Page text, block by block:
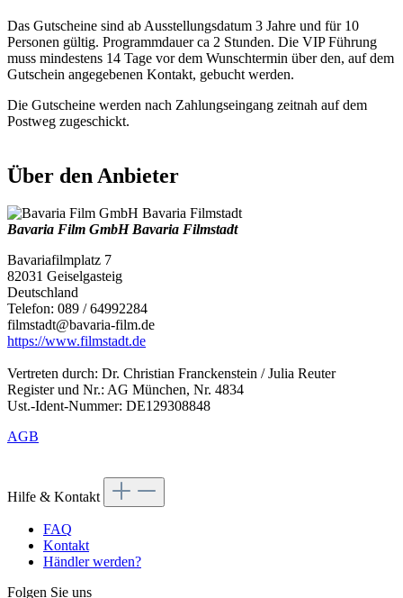
Das Gutscheine sind ab Ausstellungsdatum 3 Jahre und für 10
Personen gültig. Programmdauer ca 2 Stunden. Die VIP Führung
muss mindestens 14 Tage vor dem Wunschtermin über den, auf dem
Gutschein angegebenen Kontakt, gebucht werden.
Die Gutscheine werden nach Zahlungseingang zeitnah auf dem
Postweg zugeschickt.
Über den Anbieter
Bavaria Film GmbH Bavaria Filmstadt
Bavariafilmplatz 7
82031 Geiselgasteig
Deutschland
Telefon: 089 / 64992284
filmstadt@bavaria-film.de
https://www.filmstadt.de
Vertreten durch: Dr. Christian Franckenstein / Julia Reuter
Register und Nr.: AG München, Nr. 4834
Ust.-Ident-Nummer: DE129308848
AGB
Hilfe & Kontakt
FAQ
Kontakt
Händler werden?
Folgen Sie uns